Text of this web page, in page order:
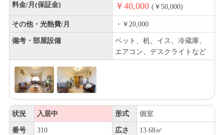
料金/月(保証金) ￥40,000 (￥50,000)
その他・光熱費/月 ・￥20,000
備考・部屋設備
ベット、机、イス、冷蔵庫、
エアコン、デスクライトなど
状況 入居中 形式 個室
番号 310 広さ 13.68㎡